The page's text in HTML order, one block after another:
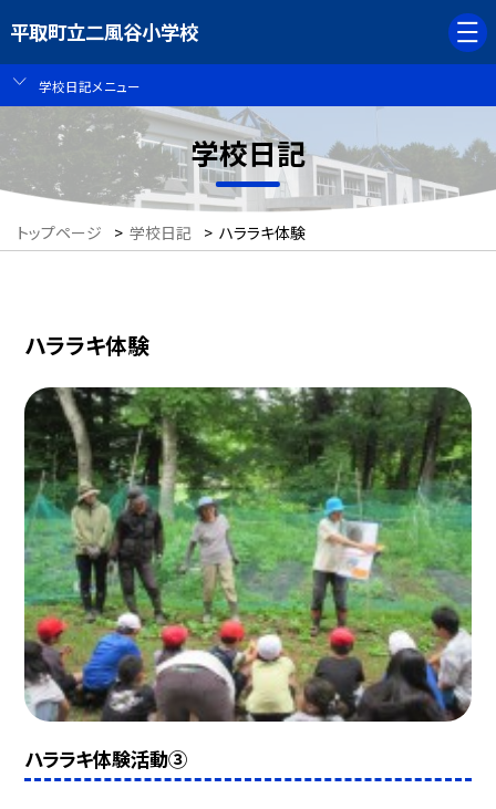
平取町立二風谷小学校
学校日記メニュー
学校日記
トップページ > 学校日記 > ハララキ体験
ハララキ体験
ハララキ体験活動③